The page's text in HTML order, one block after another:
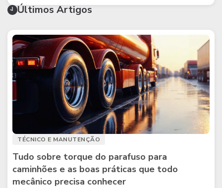
Últimos Artigos
TÉCNICO E MANUTENÇÃO
Tudo sobre torque do parafuso para
caminhões e as boas práticas que todo
mecânico precisa conhecer